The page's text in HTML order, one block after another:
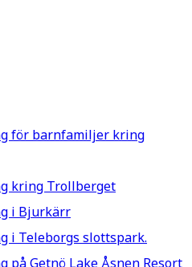
Jag heter Vibeke Hyltén-
På den här sidan kan du
Väl mött!
för barnfamiljer kring
kring Trollberget
i Bjurkärr
i Teleborgs slottspark.
på Getnö Lake Åsnen Resort